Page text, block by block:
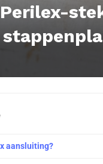
aansluiting?